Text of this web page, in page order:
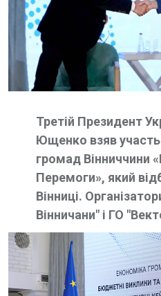
Третій Президент
Ющенко взяв
громад Вінниччини
Перемоги», який
Вінниці.
Вінничани" і ГО